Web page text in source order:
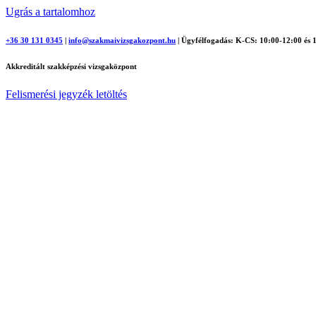
Ugrás a tartalomhoz
+36 30 131 0345 | info@szakmaivizsgakozpont.hu | Ügyfélfogadás: K-CS: 10:00-12:00 és
Akkreditált szakképzési vizsgaközpont
Felismerési jegyzék letöltés